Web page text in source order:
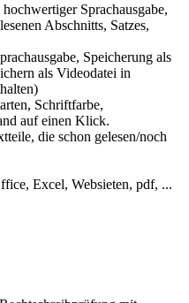
Sprachausgabe,
Abschnitts, Satzes,
Speicherung als
als Videodatei in
Schriftfarbe,
auf einen Klick.
die schon gelesen/noch
Excel, Websieten, pdf, ...